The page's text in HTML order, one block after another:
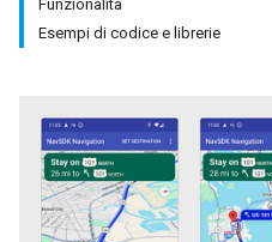
Funzionalità
Esempi di codice e librerie